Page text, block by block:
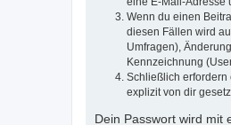
Wenn du einen
diesen Fällen wird
Umfragen),
Kennzeichnung
Schließlich erfordern
explizit von dir
Dein Passwort wird mit